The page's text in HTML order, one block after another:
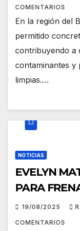
COMENTARIOS
En la región del
permitido
contribuyendo a
contaminantes y
limpias.…
NOTICIAS
EVELYN MATTEI
PARA
19/08/2025
COMENTARIOS